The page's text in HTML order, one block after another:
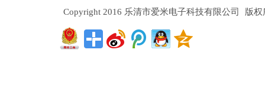
Copyright 2016 乐清市爱米电子科技有限公司 版权